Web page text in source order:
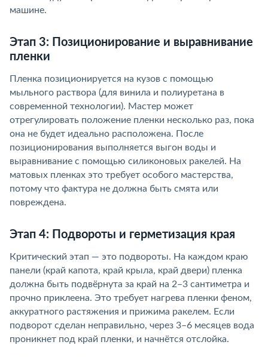
машине.
Этап 3: Позиционирование и выравнивание
пленки
Пленка позиционируется на кузов с помощью
мыльного раствора (для винила и полиуретана в
современной технологии). Мастер может
отрегулировать положение пленки несколько раз, пока
она не будет идеально расположена. После
позиционирования выполняется выгон воды и
выравнивание с помощью силиконовых ракелей. На
матовых пленках это требует особого мастерства,
потому что фактура не должна быть смята или
повреждена.
Этап 4: Подвороты и герметизация края
Критический этап — это подвороты. На каждом краю
панели (край капота, край крыла, край двери) пленка
должна быть подвёрнута за край на 2–3 сантиметра и
прочно приклеена. Это требует нагрева пленки феном,
аккуратного растяжения и прижима ракелем. Если
подворот сделан неправильно, через 3–6 месяцев вода
проникнет под край пленки, и начнётся отслойка.